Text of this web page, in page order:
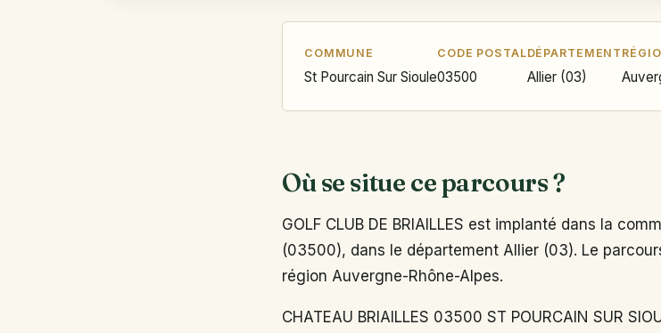
COMMUNE
St Pourcain Sur Sioule
CODE POSTAL
03500
DÉPARTEMENT
Allier (03)
Où se situe ce parcours ?
GOLF CLUB DE BRIAILLES est implanté dans la
(03500), dans le département Allier (03). Le
région Auvergne-Rhône-Alpes.
CHATEAU BRIAILLES 03500 ST POURCAIN SUR